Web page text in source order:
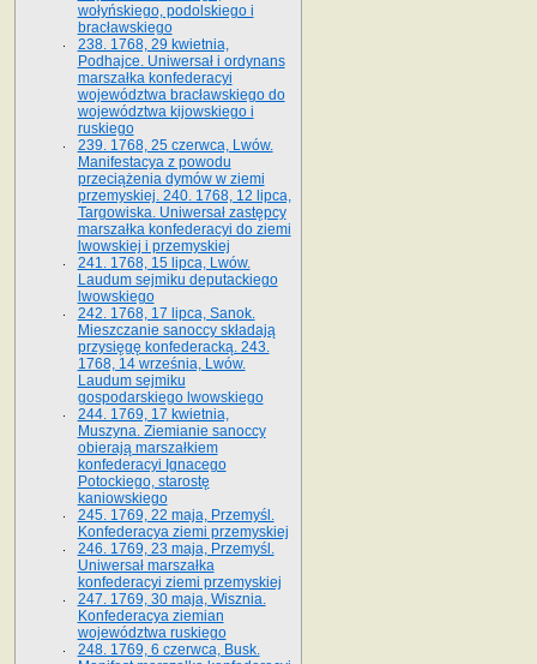
wołyńskiego, podolskiego i
bracławskiego
238. 1768, 29 kwietnia,
Podhajce. Uniwersał i ordynans
marszałka konfederacyi
województwa bracławskiego do
wo­jewództwa kijowskiego i
ruskiego
239. 1768, 25 czerwca, Lwów.
Manifestacya z powodu
przeciążenia dymów w ziemi
przemyskiej. 240. 1768, 12 lipca,
Targowiska. Uniwersał zastępcy
marszałka konfederacyi do ziemi
lwowskiej i przemyskiej
241. 1768, 15 lipca, Lwów.
Laudum sejmiku deputackiego
lwowskiego
242. 1768, 17 lipca, Sanok.
Mieszczanie sanoccy składają
przysięgę konfederacką. 243.
1768, 14 września, Lwów.
Laudum sejmiku
gospodarskiego lwowskiego
244. 1769, 17 kwietnia,
Muszyna. Ziemianie sanoccy
obierają marszałkiem
konfederacyi Ignacego
Potockiego, starostę
kaniowskiego
245. 1769, 22 maja, Przemyśl.
Konfederacya ziemi przemyskiej
246. 1769, 23 maja, Przemyśl.
Uniwersał marszałka
konfederacyi ziemi przemyskiej
247. 1769, 30 maja, Wisznia.
Konfederacya ziemian
województwa ruskiego
248. 1769, 6 czerwca, Busk.